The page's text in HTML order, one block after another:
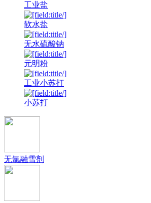
工业盐
软水盐
无水硫酸钠
元明粉
工业小苏打
小苏打
无氯融雪剂